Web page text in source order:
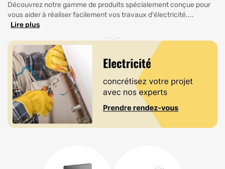
Découvrez notre gamme de produits spécialement conçue pour
vous aider à réaliser facilement vos travaux d'électricité....
Lire plus